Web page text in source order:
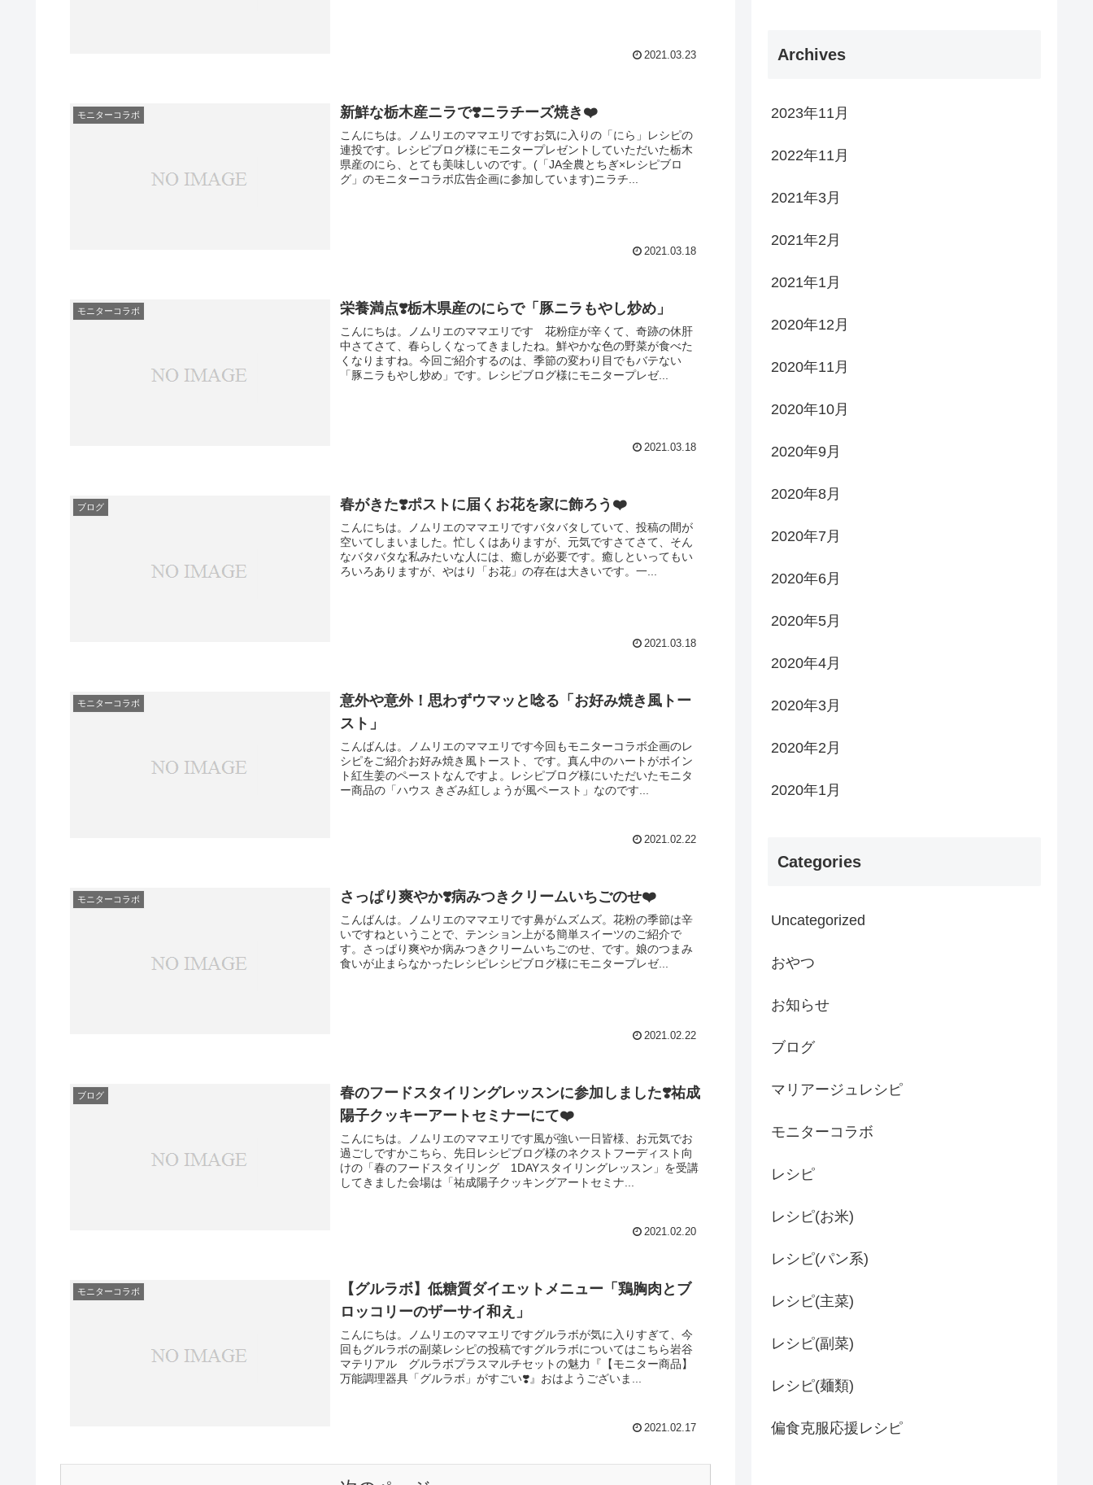
2021.03.23
モニターコラボ 新鮮な栃木産ニラで❣️ニラチーズ焼き❤️
こんにちは。ノムリエのママエリですお気に入りの「にら」レシピの
連投です。レシピブログ様にモニタープレゼントしていただいた栃木
県産のにら、とても美味しいのです。(「JA全農とちぎ×レシピブロ
グ」のモニターコラボ広告企画に参加しています)ニラチ...
2021.03.18
モニターコラボ 栄養満点❣️栃木県産のにらで「豚ニラもやし炒め」
こんにちは。ノムリエのママエリです 花粉症が辛くて、奇跡の休肝
中さてさて、春らしくなってきましたね。鮮やかな色の野菜が食べた
くなりますね。今回ご紹介するのは、季節の変わり目でもバテない
「豚ニラもやし炒め」です。レシピブログ様にモニタープレゼ...
2021.03.18
ブログ 春がきた❣️ポストに届くお花を家に飾ろう❤️
こんにちは。ノムリエのママエリですバタバタしていて、投稿の間が
空いてしまいました。忙しくはありますが、元気ですさてさて、そん
なバタバタな私みたいな人には、癒しが必要です。癒しといってもい
ろいろありますが、やはり「お花」の存在は大きいです。一...
2021.03.18
モニターコラボ
意外や意外！思わずウマッと唸る「お好み焼き風トー
スト」
こんばんは。ノムリエのママエリです今回もモニターコラボ企画のレ
シピをご紹介お好み焼き風トースト、です。真ん中のハートがポイン
ト紅生姜のペーストなんですよ。レシピブログ様にいただいたモニタ
ー商品の「ハウス きざみ紅しょうが風ペースト」なのです...
2021.02.22
モニターコラボ さっぱり爽やか❣️病みつきクリームいちごのせ❤️
こんばんは。ノムリエのママエリです鼻がムズムズ。花粉の季節は辛
いですねということで、テンション上がる簡単スイーツのご紹介で
す。さっぱり爽やか病みつきクリームいちごのせ、です。娘のつまみ
食いが止まらなかったレシピレシピブログ様にモニタープレゼ...
2021.02.22
ブログ
春のフードスタイリングレッスンに参加しました❣️祐成
陽子クッキーアートセミナーにて❤️
こんにちは。ノムリエのママエリです風が強い一日皆様、お元気でお
過ごしですかこちら、先日レシピブログ様のネクストフーディスト向
けの「春のフードスタイリング 1DAYスタイリングレッスン」を受講
してきました会場は「祐成陽子クッキングアートセミナ...
2021.02.20
モニターコラボ
【グルラボ】低糖質ダイエットメニュー「鶏胸肉とブ
ロッコリーのザーサイ和え」
こんにちは。ノムリエのママエリですグルラボが気に入りすぎて、今
回もグルラボの副菜レシピの投稿ですグルラボについてはこちら岩谷
マテリアル グルラボプラスマルチセットの魅力『【モニター商品】
万能調理器具「グルラボ」がすごい❣️』おはようございま...
2021.02.17
Archives
2023年11月
2022年11月
2021年3月
2021年2月
2021年1月
2020年12月
2020年11月
2020年10月
2020年9月
2020年8月
2020年7月
2020年6月
2020年5月
2020年4月
2020年3月
2020年2月
2020年1月
Categories
Uncategorized
おやつ
お知らせ
ブログ
マリアージュレシピ
モニターコラボ
レシピ
レシピ(お米)
レシピ(パン系)
レシピ(主菜)
レシピ(副菜)
レシピ(麺類)
偏食克服応援レシピ